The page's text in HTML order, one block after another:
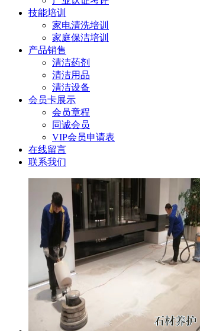
技能培训
家电清洗培训
家庭保洁培训
产品销售
清洁药剂
清洁用品
清洁设备
会员卡展示
会员章程
同诚会员
VIP会员申请表
在线留言
联系我们